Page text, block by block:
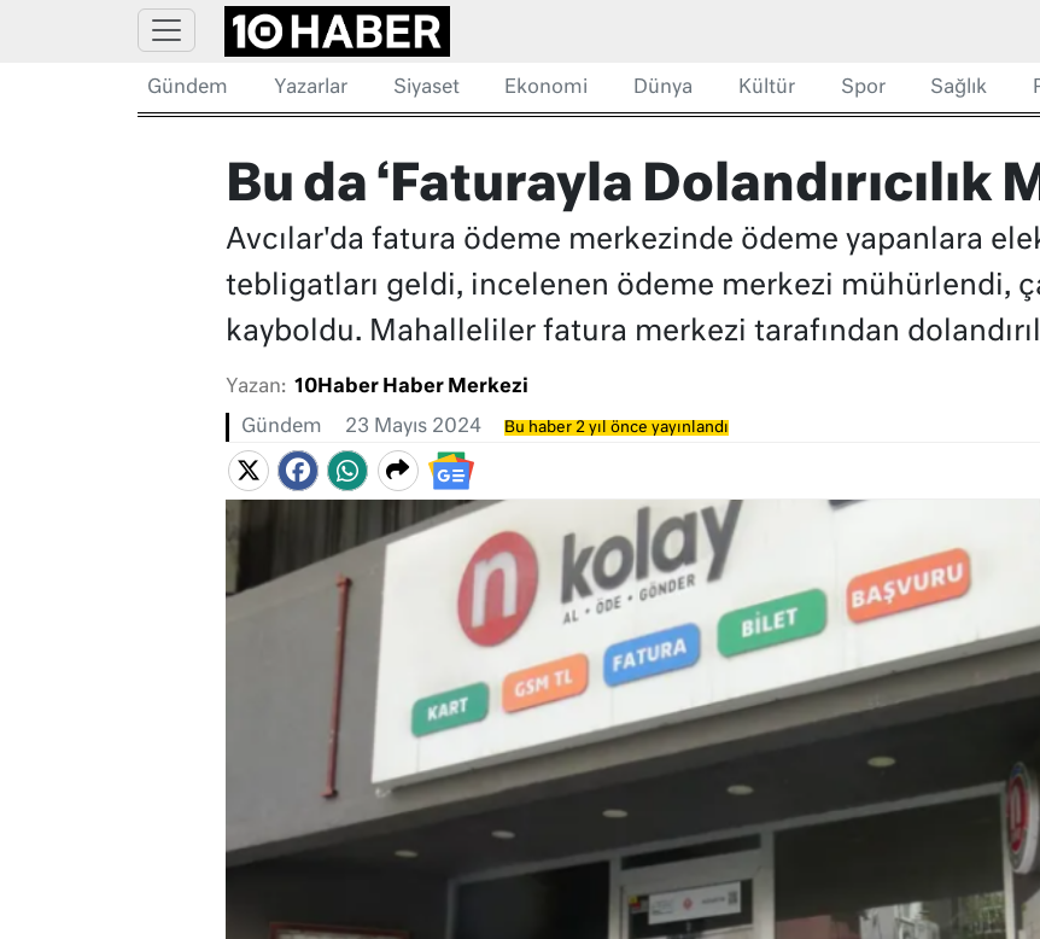
Gündem Yazarlar Siyaset Ekonomi Dünya Kültür Spor Sağlık
Bu da ‘Faturayla Dolandırıcılık
Avcılar'da fatura ödeme merkezinde ödeme yapanlara
tebligatları geldi, incelenen ödeme merkezi mühürlendi,
kayboldu. Mahalleliler fatura merkezi tarafından
Yazan: 10Haber Haber Merkezi
Gündem 23 Mayıs 2024 Bu haber 2 yıl önce yayınlandı